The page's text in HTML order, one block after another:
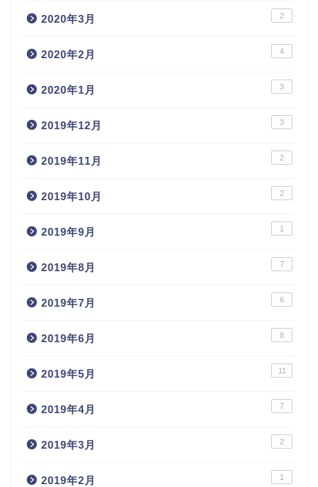
2020年3月 2
2020年2月 4
2020年1月 3
2019年12月 3
2019年11月 2
2019年10月 2
2019年9月 1
2019年8月 7
2019年7月 6
2019年6月 8
2019年5月 11
2019年4月 7
2019年3月 2
2019年2月 1